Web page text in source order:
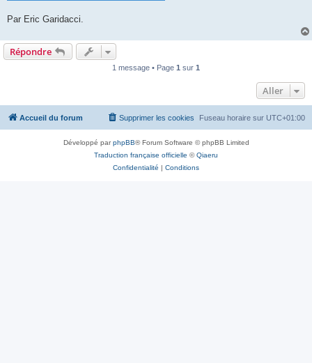
Par Eric Garidacci.
Répondre
1 message • Page 1 sur 1
Aller
Accueil du forum Fuseau horaire sur UTC+01:00
Supprimer les cookies
Développé parphpBB® Forum Software © phpBB Limited
Traduction française officielle ©Qiaeru
Confidentialité | Conditions